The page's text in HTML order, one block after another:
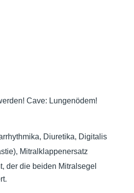
Cave: Lungenödem!
Diuretika, Digitalis
Mitralklappenersatz
der die beiden Mitralsegel